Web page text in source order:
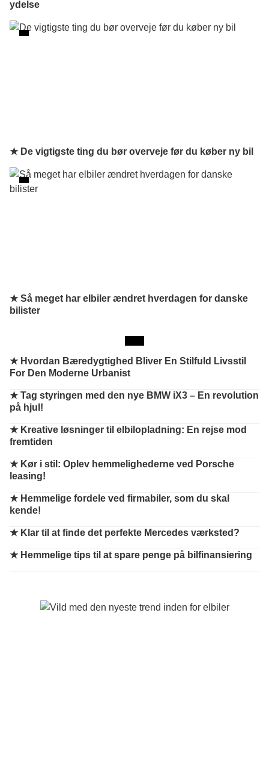
ydelse
★ De vigtigste ting du bør overveje før du køber ny bil
★ Så meget har elbiler ændret hverdagen for danske
bilister
★ Hvordan Bæredygtighed Bliver En Stilfuld Livsstil
For Den Moderne Urbanist
★Tag styringen med den nye BMW iX3 – En revolution
på hjul!
★ Kreative løsninger til elbilopladning: En rejse mod
fremtiden
★ Kør i stil: Oplev hemmelighederne ved Porsche
leasing!
★ Hemmelige fordele ved firmabiler, som du skal
kende!
★ Klar til at finde det perfekte Mercedes værksted?
★ Hemmelige tips til at spare penge på bilfinansiering